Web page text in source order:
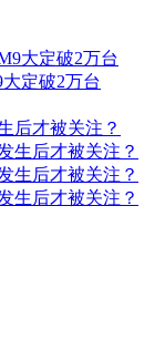
定破2万台
后才被关注？